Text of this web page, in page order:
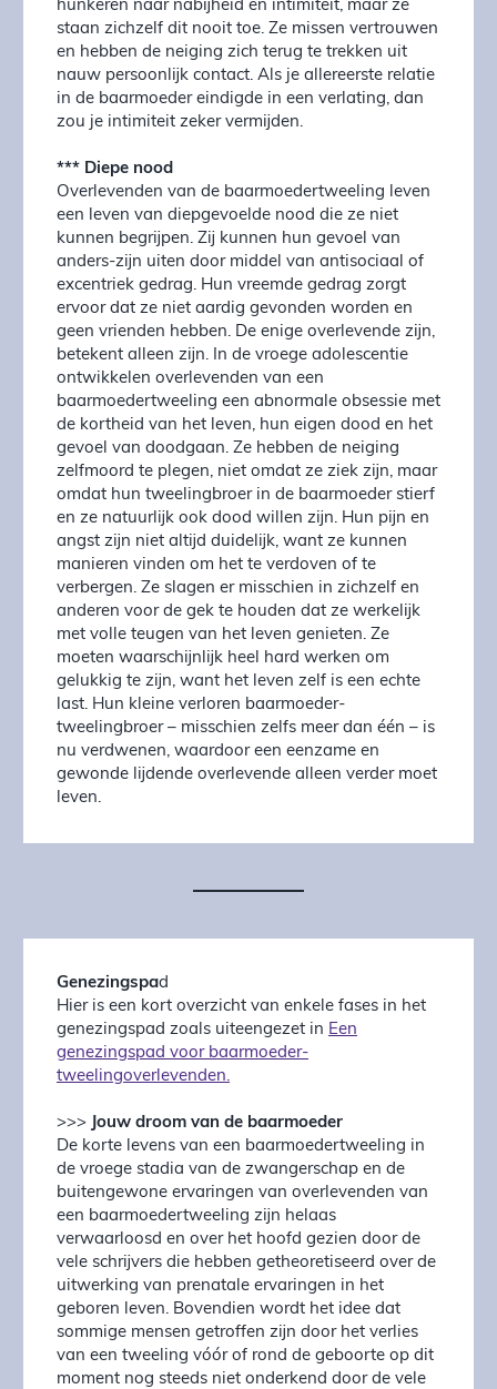
hunkeren naar nabijheid en intimiteit, maar ze
staan zichzelf dit nooit toe. Ze missen vertrouwen
en hebben de neiging zich terug te trekken uit
nauw persoonlijk contact. Als je allereerste relatie
in de baarmoeder eindigde in een verlating, dan
zou je intimiteit zeker vermijden.
*** Diepe nood
Overlevenden van de baarmoedertweeling leven
een leven van diepgevoelde nood die ze niet
kunnen begrijpen. Zij kunnen hun gevoel van
anders-zijn uiten door middel van antisociaal of
excentriek gedrag. Hun vreemde gedrag zorgt
ervoor dat ze niet aardig gevonden worden en
geen vrienden hebben. De enige overlevende zijn,
betekent alleen zijn. In de vroege adolescentie
ontwikkelen overlevenden van een
baarmoedertweeling een abnormale obsessie met
de kortheid van het leven, hun eigen dood en het
gevoel van doodgaan. Ze hebben de neiging
zelfmoord te plegen, niet omdat ze ziek zijn, maar
omdat hun tweelingbroer in de baarmoeder stierf
en ze natuurlijk ook dood willen zijn. Hun pijn en
angst zijn niet altijd duidelijk, want ze kunnen
manieren vinden om het te verdoven of te
verbergen. Ze slagen er misschien in zichzelf en
anderen voor de gek te houden dat ze werkelijk
met volle teugen van het leven genieten. Ze
moeten waarschijnlijk heel hard werken om
gelukkig te zijn, want het leven zelf is een echte
last. Hun kleine verloren baarmoeder-
tweelingbroer – misschien zelfs meer dan één – is
nu verdwenen, waardoor een eenzame en
gewonde lijdende overlevende alleen verder moet
leven.
Genezingspad
Hier is een kort overzicht van enkele fases in het
genezingspad zoals uiteengezet in Een
genezingspad voor baarmoeder-
tweelingoverlevenden.
>>> Jouw droom van de baarmoeder
De korte levens van een baarmoedertweeling in
de vroege stadia van de zwangerschap en de
buitengewone ervaringen van overlevenden van
een baarmoedertweeling zijn helaas
verwaarloosd en over het hoofd gezien door de
vele schrijvers die hebben getheoretiseerd over de
uitwerking van prenatale ervaringen in het
geboren leven. Bovendien wordt het idee dat
sommige mensen getroffen zijn door het verlies
van een tweeling vóór of rond de geboorte op dit
moment nog steeds niet onderkend door de vele